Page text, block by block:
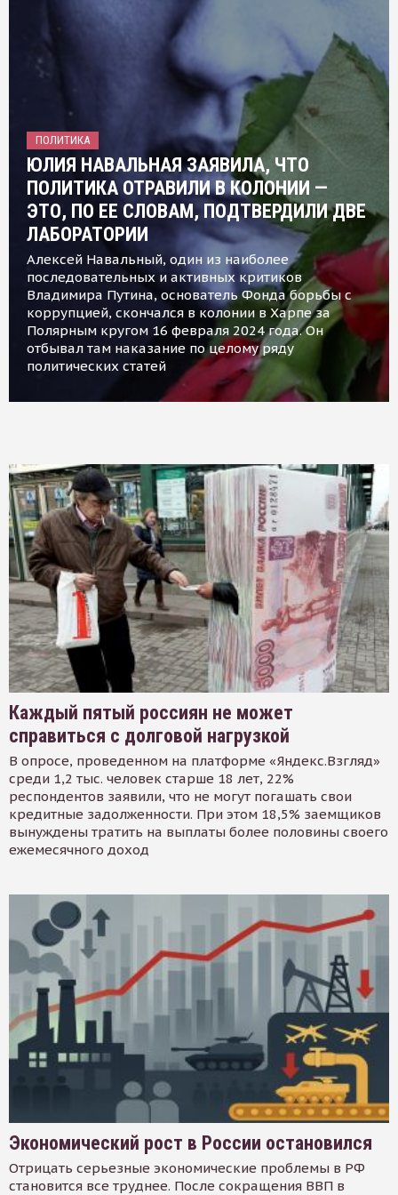
ПОЛИТИКА
ЮЛИЯ НАВАЛЬНАЯ ЗАЯВИЛА, ЧТО
ПОЛИТИКА ОТРАВИЛИ В КОЛОНИИ —
ЭТО, ПО ЕЕ СЛОВАМ, ПОДТВЕРДИЛИ ДВЕ
ЛАБОРАТОРИИ
Алексей Навальный, один из наиболее
последовательных и активных критиков
Владимира Путина, основатель Фонда борьбы с
коррупцией, скончался в колонии в Харпе за
Полярным кругом 16 февраля 2024 года. Он
отбывал там наказание по целому ряду
политических статей
Каждый пятый россиян не может
справиться с долговой нагрузкой
В опросе, проведенном на платформе «Яндекс.Взгляд»
среди 1,2 тыс. человек старше 18 лет, 22%
респондентов заявили, что не могут погашать свои
кредитные задолженности. При этом 18,5% заемщиков
вынуждены тратить на выплаты более половины своего
ежемесячного доход
Экономический рост в России остановился
Отрицать серьезные экономические проблемы в РФ
становится все труднее. После сокращения ВВП в